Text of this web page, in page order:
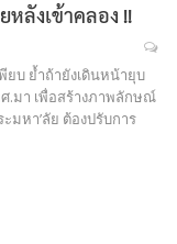
ลังเข้าคลอง !!
ยบ ย้ำถ้ายังเดินหน้ายุบ
.มา เพื่อสร้างภาพลักษณ์
มหา’ลัย ต้องปรับการ